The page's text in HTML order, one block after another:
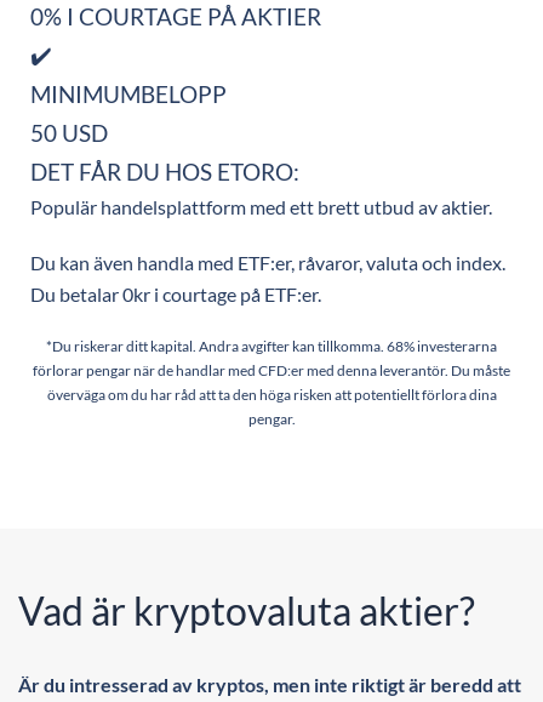
0% I COURTAGE PÅ AKTIER
✔️
MINIMUMBELOPP
50 USD
DET FÅR DU HOS ETORO:
Populär handelsplattform med ett brett utbud av aktier.
Du kan även handla med ETF:er, råvaror, valuta och index.
Du betalar 0kr i courtage på ETF:er.
*Du riskerar ditt kapital. Andra avgifter kan tillkomma. 68% investerarna
förlorar pengar när de handlar med CFD:er med denna leverantör. Du måste
överväga om du har råd att ta den höga risken att potentiellt förlora dina
pengar.
Vad är kryptovaluta aktier?
Är du intresserad av kryptos, men inte riktigt är beredd att